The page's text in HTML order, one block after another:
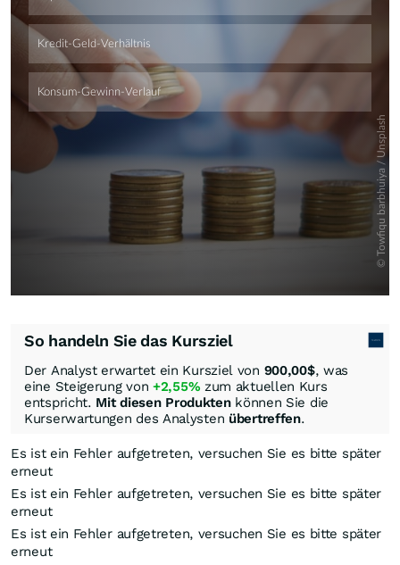
Skip
So handeln Sie das Kursziel
Der Analyst erwartet ein Kursziel von 900,00$, was
eine Steigerung von +2,55% zum aktuellen Kurs
entspricht. Mit diesen Produktenkönnen Sie die
Kurserwartungen des Analysten übertreffen.
Es ist ein Fehler aufgetreten, versuchen Sie es bitte später
erneut
Es ist ein Fehler aufgetreten, versuchen Sie es bitte später
erneut
Es ist ein Fehler aufgetreten, versuchen Sie es bitte später
erneut